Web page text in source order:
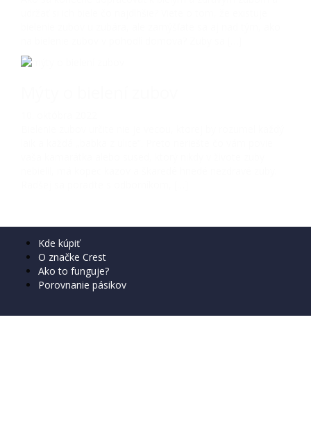
Kde kúpiť
O značke Crest
Ako to funguje?
Porovnanie pásikov